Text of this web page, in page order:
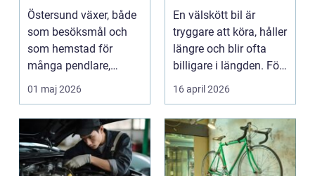
Östersund växer, både
som besöksmål och
som hemstad för
många pendlare,
studenter och
företagare. En...
01 maj 2026
på ett smart sätt
En välskött bil är
tryggare att köra, håller
längre och blir ofta
billigare i längden. För
många bil...
16 april 2026